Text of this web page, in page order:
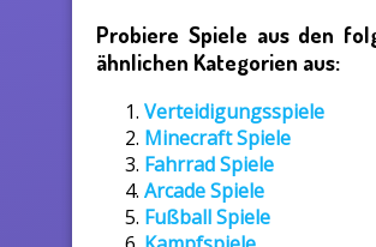
Probiere Spiele aus den
ähnlichen Kategorien aus:
Verteidigungsspiele
Minecraft Spiele
Fahrrad Spiele
Arcade Spiele
Fußball Spiele